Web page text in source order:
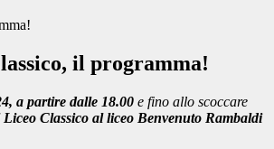
il programma!
a partire dalle 18.00 e fino allo scoccare
Classico al liceo Benvenuto Rambaldi